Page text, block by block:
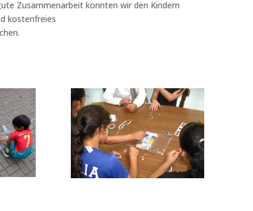
Zusammenarbeit konnten wir den Kindern
kostenfreies